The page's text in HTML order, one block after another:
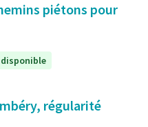
piétons pour
disponible
régularité